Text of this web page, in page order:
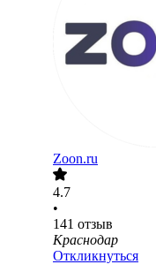
Zoon.ru
4.7
•
141 отзыв
Краснодар
Откликнуться